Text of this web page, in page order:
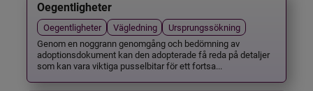
Oegentligheter
Oegentligheter Vägledning
Ursprungssökning
Genom en noggrann genomgång och bedömning av
adoptionsdokument kan den adopterade få reda på detaljer
som kan vara viktiga pusselbitar för ett fortsa...